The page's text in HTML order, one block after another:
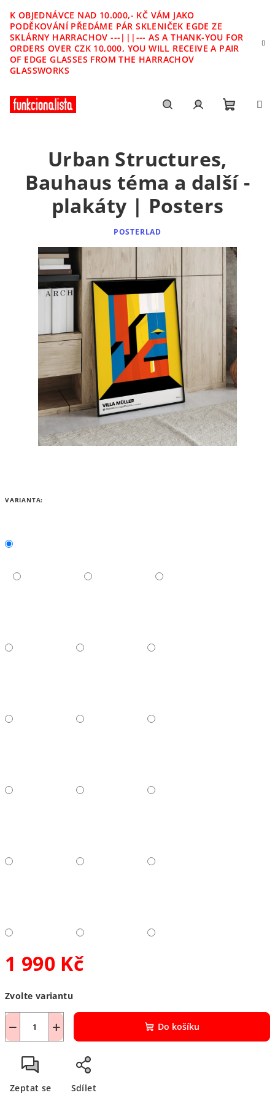
obsah
K OBJEDNÁVCE NAD 10.000,- KČ VÁM JAKO
PODĚKOVÁNÍ PŘEDÁME PÁR SKLENIČEK EGDE ZE
SKLÁRNY HARRACHOV ---|||--- AS A THANK-YOU FOR
ORDERS OVER CZK 10,000, YOU WILL RECEIVE A PAIR
OF EDGE GLASSES FROM THE HARRACHOV
GLASSWORKS
VARIANTA:
1 990 Kč
cena:
Zvolte variantu
+
− Do košíku
Zeptat se Sdílet
Urban Structures,
Bauhaus téma a další -
plakáty | Posters
POSTERLAD